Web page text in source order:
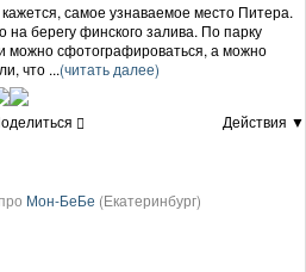
самое узнаваемое место Питера.
берегу финского залива. По парку
можно сфотографироваться, а можно
что ...(читать далее)
Действия ▼
про Мон-БеБе (Екатеринбург)